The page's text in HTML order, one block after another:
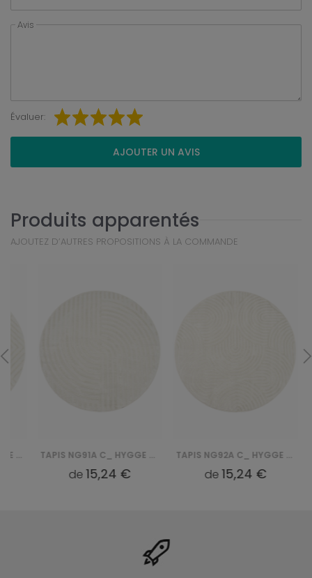
Avis
Évaluer:
AJOUTER UN AVIS
Produits apparentés
AJOUTEZ D’AUTRES PROPOSITIONS À LA COMMANDE
TAPIS NG91A C_ HYGGE - KREMOWY, BIAŁY
15,24 €
TAPIS NG92A C_ HYGGE - KREMOWY, BIAŁY
15,24 €